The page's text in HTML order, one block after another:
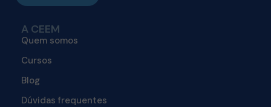
A CEEM
Quem somos
Cursos
Blog
Dúvidas frequentes